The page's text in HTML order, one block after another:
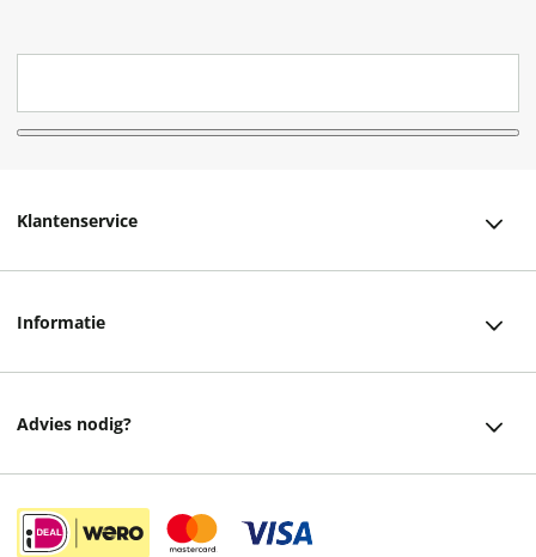
Klantenservice
Retourneren
Informatie
Advies nodig?
Instagram